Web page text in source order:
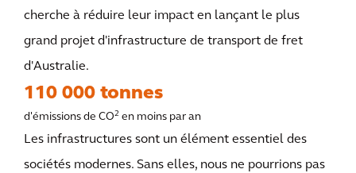
cherche à réduire leur impact en lançant le plus
grand projet d'infrastructure de transport de fret
d'Australie.
110 000 tonnes
d'émissions de CO2 en moins par an
Les infrastructures sont un élément essentiel des
sociétés modernes. Sans elles, nous ne pourrions pas